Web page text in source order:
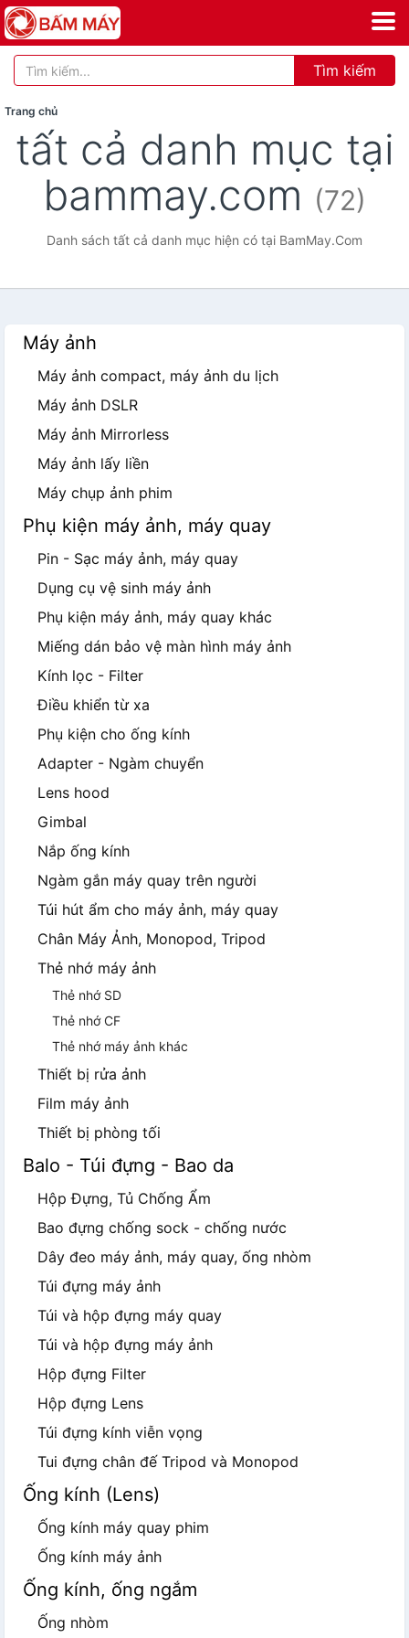
Tìm kiếm
Trang chủ
tất cả danh mục tại
bammay.com (72)
Danh sách tất cả danh mục hiện có tại BamMay.Com
Máy ảnh
Máy ảnh compact, máy ảnh du lịch
Máy ảnh DSLR
Máy ảnh Mirrorless
Máy ảnh lấy liền
Máy chụp ảnh phim
Phụ kiện máy ảnh, máy quay
Pin - Sạc máy ảnh, máy quay
Dụng cụ vệ sinh máy ảnh
Phụ kiện máy ảnh, máy quay khác
Miếng dán bảo vệ màn hình máy ảnh
Kính lọc - Filter
Điều khiển từ xa
Phụ kiện cho ống kính
Adapter - Ngàm chuyển
Lens hood
Gimbal
Nắp ống kính
Ngàm gắn máy quay trên người
Túi hút ẩm cho máy ảnh, máy quay
Chân Máy Ảnh, Monopod, Tripod
Thẻ nhớ máy ảnh
Thẻ nhớ SD
Thẻ nhớ CF
Thẻ nhớ máy ảnh khác
Thiết bị rửa ảnh
Film máy ảnh
Thiết bị phòng tối
Balo - Túi đựng - Bao da
Hộp Đựng, Tủ Chống Ẩm
Bao đựng chống sock - chống nước
Dây đeo máy ảnh, máy quay, ống nhòm
Túi đựng máy ảnh
Túi và hộp đựng máy quay
Túi và hộp đựng máy ảnh
Hộp đựng Filter
Hộp đựng Lens
Túi đựng kính viễn vọng
Tui đựng chân đế Tripod và Monopod
Ống kính (Lens)
Ống kính máy quay phim
Ống kính máy ảnh
Ống kính, ống ngắm
Ống nhòm